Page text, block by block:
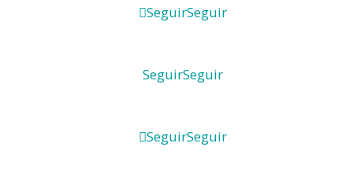
SeguirSeguir
SeguirSeguir
SeguirSeguir